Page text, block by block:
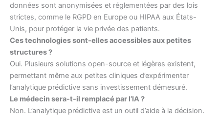
données sont anonymisées et réglementées par des lois
strictes, comme le RGPD en Europe ou HIPAA aux États-
Unis, pour protéger la vie privée des patients.
Ces technologies sont-elles accessibles aux petites
structures ?
Oui. Plusieurs solutions open-source et légères existent,
permettant même aux petites cliniques d’expérimenter
l’analytique prédictive sans investissement démesuré.
Le médecin sera-t-il remplacé par l’IA ?
Non. L’analytique prédictive est un outil d’aide à la décision.